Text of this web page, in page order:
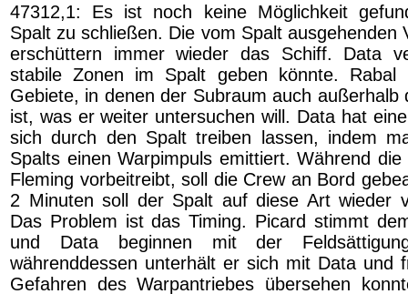
47312,1: Es ist noch keine Möglichkeit
Spalt zu schließen. Die vom Spalt ausgehenden
erschüttern immer wieder das Schiff. Data
stabile Zonen im Spalt geben könnte. Rabal
Gebiete, in denen der Subraum auch außerhalb
ist, was er weiter untersuchen will. Data hat
sich durch den Spalt treiben lassen, indem
Spalts einen Warpimpuls emittiert. Während
Fleming vorbeitreibt, soll die Crew an Bord
2 Minuten soll der Spalt auf diese Art wieder
Das Problem ist das Timing. Picard stimmt
und Data beginnen mit der
währenddessen unterhält er sich mit Data und
Gefahren des Warpantriebes übersehen